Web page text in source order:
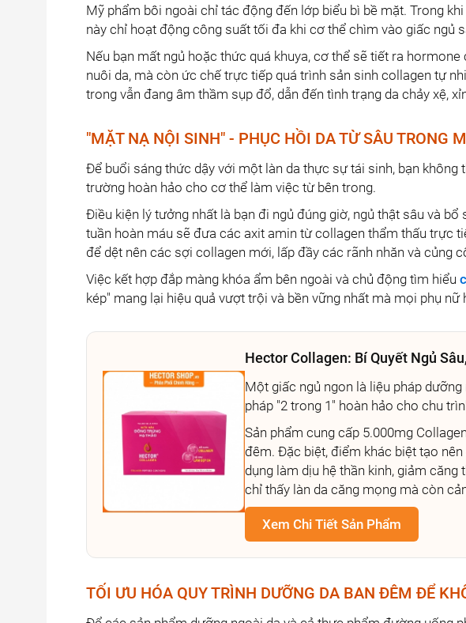
Mỹ phẩm bôi ngoài chỉ tác động đến lớp biểu bì bề mặt. Trong
này chỉ hoạt động công suất tối đa khi cơ thể chìm vào giấc ngủ
Nếu bạn mất ngủ hoặc thức quá khuya, cơ thể sẽ tiết ra
nuôi da, mà còn ức chế trực tiếp quá trình sản sinh collagen tự
trong vẫn đang âm thầm sụp đổ, dẫn đến tình trạng da chảy xệ,
"MẶT NẠ NỘI SINH" - PHỤC HỒI DA TỪ SÂU TRONG
Để buổi sáng thức dậy với một làn da thực sự tái sinh, bạn
trường hoàn hảo cho cơ thể làm việc từ bên trong.
Điều kiện lý tưởng nhất là bạn đi ngủ đúng giờ, ngủ thật sâu và
tuần hoàn máu sẽ đưa các axit amin từ collagen thẩm thấu trực
để dệt nên các sợi collagen mới, lấp đầy các rãnh nhăn và củng
Việc kết hợp đắp màng khóa ẩm bên ngoài và chủ động tìm hiểu
kép" mang lại hiệu quả vượt trội và bền vững nhất mà mọi phụ nữ
Hector Collagen: Bí Quyết Ngủ
Một giấc ngủ ngon là liệu pháp
pháp "2 trong 1" hoàn hảo cho chu
Sản phẩm cung cấp 5.000mg
đêm. Đặc biệt, điểm khác biệt tạo
dụng làm dịu hệ thần kinh, giảm căng
chỉ thấy làn da căng mọng mà còn
Xem Chi Tiết Sản Phẩm
TỐI ƯU HÓA QUY TRÌNH DƯỠNG DA BAN ĐÊM ĐỂ